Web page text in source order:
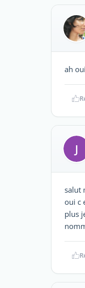
ah
J
salut
oui c
plus